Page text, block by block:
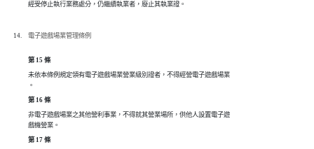
經受停止執行業務處分，仍繼續執業者，廢止其執業證。
電子遊戲場業管理條例
第 15 條
未依本條例規定領有電子遊戲場業營業級別證者，不得經營電子遊戲場業
。
第 16 條
非電子遊戲場業之其他營利事業，不得就其營業場所，供他人設置電子遊
戲機營業。
第 17 條